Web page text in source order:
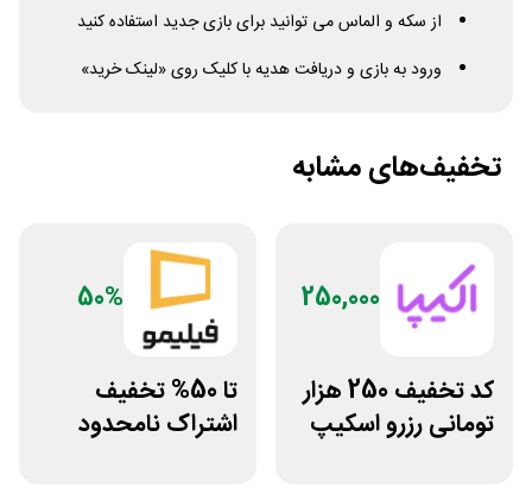
از سکه و الماس می توانید برای بازی جدید استفاده کنید
ورود به بازی و دریافت هدیه با کلیک روی «لینک خرید»
تخفیف‌های مشابه
250,000
کد تخفیف 250 هزار
تومانی رزرو اسکیپ
50%
تا 50% تخفیف
اشتراک نامحدود